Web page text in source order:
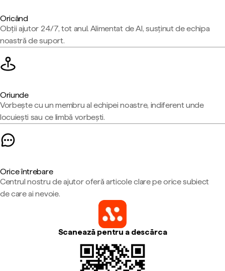
Oricând
Obții ajutor 24/7, tot anul. Alimentat de AI, susținut de echipa
noastră de suport.
Oriunde
Vorbește cu un membru al echipei noastre, indiferent unde
locuiești sau ce limbă vorbești.
Orice întrebare
Centrul nostru de ajutor oferă articole clare pe orice subiect
de care ai nevoie.
Scanează pentru a descărca